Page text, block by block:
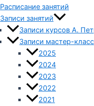
Расписание занятий
Записи занятий
Записи курсов А.
Записи мастер-
2025
2024
2023
2022
2021